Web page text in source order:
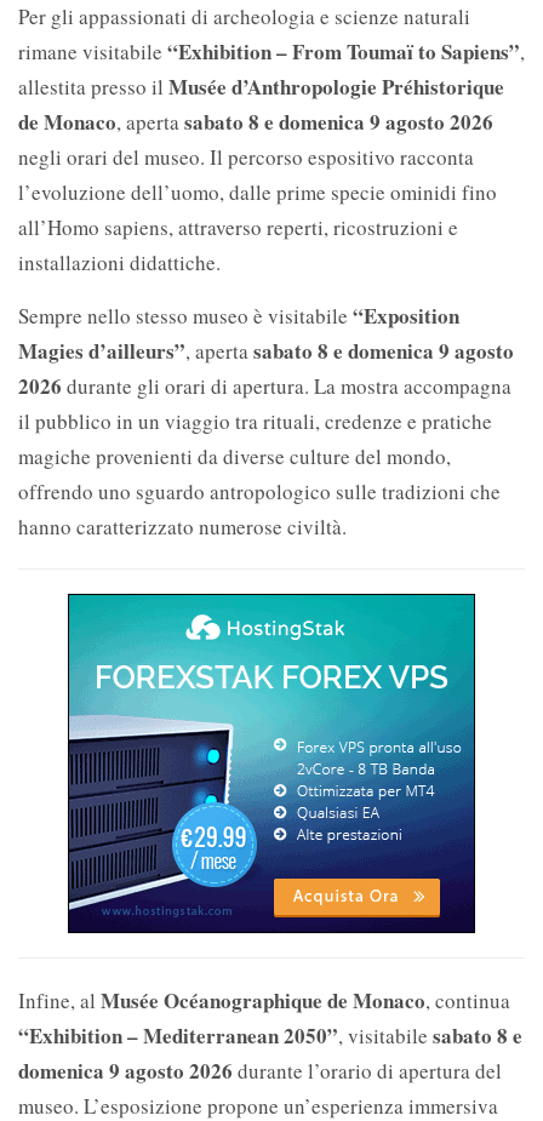
Per gli appassionati di archeologia e scienze naturali
rimane visitabile “Exhibition – From Toumaï to Sapiens”,
allestita presso il Musée d’Anthropologie Préhistorique
de Monaco, aperta sabato 8 e domenica 9 agosto 2026
negli orari del museo. Il percorso espositivo racconta
l’evoluzione dell’uomo, dalle prime specie ominidi fino
all’Homo sapiens, attraverso reperti, ricostruzioni e
installazioni didattiche.
Sempre nello stesso museo è visitabile “Exposition
Magies d’ailleurs”, aperta sabato 8 e domenica 9 agosto
2026 durante gli orari di apertura. La mostra accompagna
il pubblico in un viaggio tra rituali, credenze e pratiche
magiche provenienti da diverse culture del mondo,
offrendo uno sguardo antropologico sulle tradizioni che
hanno caratterizzato numerose civiltà.
Infine, al Musée Océanographique de Monaco, continua
“Exhibition – Mediterranean 2050”, visitabile sabato 8 e
domenica 9 agosto 2026 durante l’orario di apertura del
museo. L’esposizione propone un’esperienza immersiva